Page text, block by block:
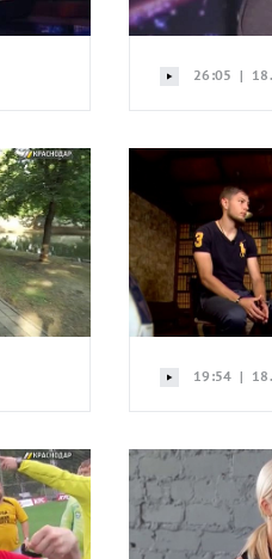
26:05 |
19:54 |